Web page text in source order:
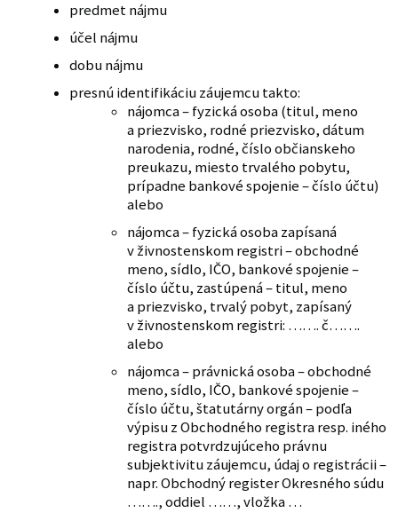
predmet nájmu
účel nájmu
dobu nájmu
presnú identifikáciu záujemcu takto:
nájomca – fyzická osoba (titul, meno
a priezvisko, rodné priezvisko, dátum
narodenia, rodné, číslo občianskeho
preukazu, miesto trvalého pobytu,
prípadne bankové spojenie – číslo účtu)
alebo
nájomca – fyzická osoba zapísaná
v živnostenskom registri – obchodné
meno, sídlo, IČO, bankové spojenie –
číslo účtu, zastúpená – titul, meno
a priezvisko, trvalý pobyt, zapísaný
v živnostenskom registri: ……. č…….
alebo
nájomca – právnická osoba – obchodné
meno, sídlo, IČO, bankové spojenie –
číslo účtu, štatutárny orgán – podľa
výpisu z Obchodného registra resp. iného
registra potvrdzujúceho právnu
subjektivitu záujemcu, údaj o registrácii –
napr. Obchodný register Okresného súdu
……., oddiel ……, vložka …